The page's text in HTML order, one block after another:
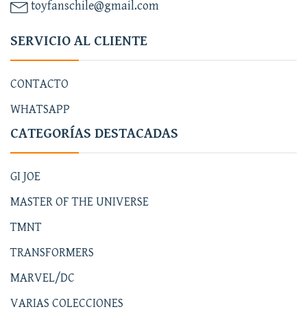
toyfanschile@gmail.com
SERVICIO AL CLIENTE
CONTACTO
WHATSAPP
CATEGORÍAS DESTACADAS
GI JOE
MASTER OF THE UNIVERSE
TMNT
TRANSFORMERS
MARVEL/DC
VARIAS COLECCIONES